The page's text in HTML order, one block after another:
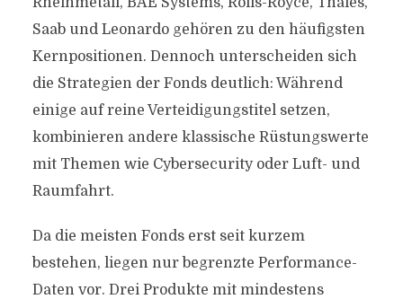
Saab und Leonardo gehören zu den häufigsten
Kernpositionen. Dennoch unterscheiden sich
die Strategien der Fonds deutlich: Während
einige auf reine Verteidigungstitel setzen,
kombinieren andere klassische Rüstungswerte
mit Themen wie Cybersecurity oder Luft- und
Raumfahrt.
Da die meisten Fonds erst seit kurzem
bestehen, liegen nur begrenzte Performance-
Daten vor. Drei Produkte mit mindestens